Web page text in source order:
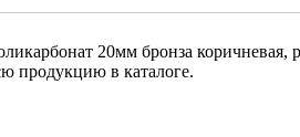
20мм бронза коричневая,
продукцию в каталоге.